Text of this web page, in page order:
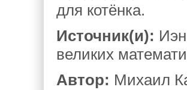
для котёнка.
Источник(и):
великих
Автор: Михаил